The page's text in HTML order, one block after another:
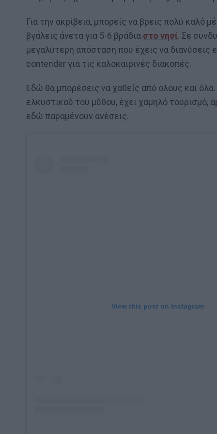
Για την ακρίβεια, μπορείς να βρεις πολύ καλό
βγάλεις άνετα για 5-6 βράδια στο νησί. Σε
μεγαλύτερη απόσταση που έχεις να διανύσεις
contender για τις καλοκαιρινές διακοπές.
Εδώ θα μπορέσεις να χαθείς από όλους και
ελκυστικού του μύθου, έχει χαμηλό τουρισμό,
εδώ παραμένουν ανέσεις.
View this post on Instagram